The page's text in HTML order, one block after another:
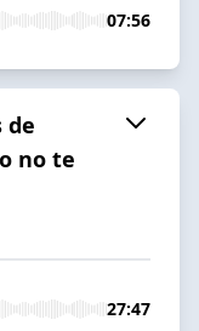
07:56
de
no te
27:47